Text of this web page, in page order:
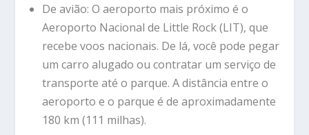
De avião: O aeroporto mais próximo é o
Aeroporto Nacional de Little Rock (LIT), que
recebe voos nacionais. De lá, você pode pegar
um carro alugado ou contratar um serviço de
transporte até o parque. A distância entre o
aeroporto e o parque é de aproximadamente
180 km (111 milhas).